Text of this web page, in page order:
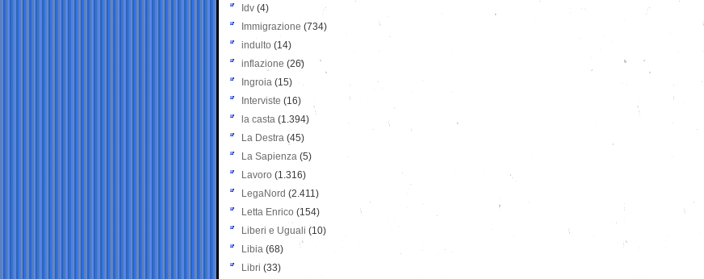
Idv (4)
Immigrazione (734)
indulto (14)
inflazione (26)
Ingroia (15)
Interviste (16)
la casta (1.394)
La Destra (45)
La Sapienza (5)
Lavoro (1.316)
LegaNord (2.411)
Letta Enrico (154)
Liberi e Uguali (10)
Libia (68)
Libri (33)